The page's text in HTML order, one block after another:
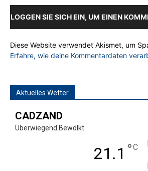
LOGGEN SIE SICH EIN, UM EINEN
Diese Website verwendet Akismet, um
Erfahre, wie deine Kommentardaten
Aktuelles Wetter
CADZAND
Überwiegend Bewölkt
21.1 °C